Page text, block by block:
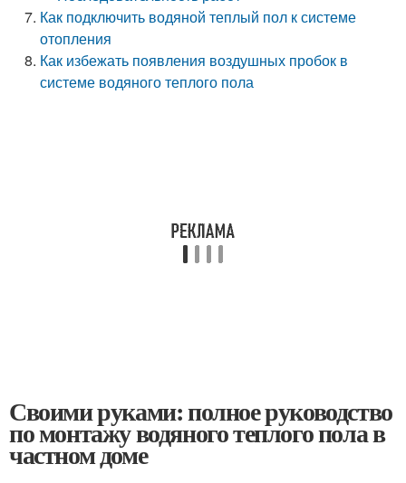
Как подключить водяной теплый пол к системе
отопления
Как избежать появления воздушных пробок в
системе водяного теплого пола
Своими руками: полное руководство
по монтажу водяного теплого пола в
частном доме